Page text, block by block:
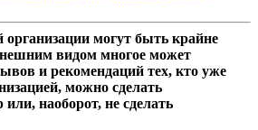
могут быть крайне
видом многое может
и рекомендаций тех, кто уже
можно сделать
наоборот, не сделать